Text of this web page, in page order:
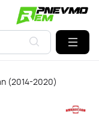
(2014-2020)